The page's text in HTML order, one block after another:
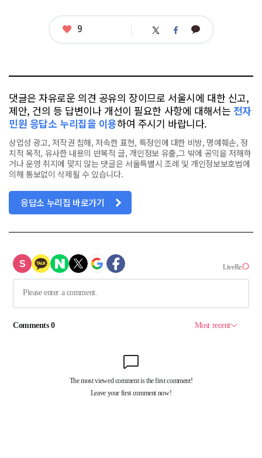
좋
9 트 페 카
댓글은 자유로운 의견 공유의 장이므로 서울시에 대한 신고,
제안, 건의 등 답변이나 개선이 필요한 사항에 대해서는 전자
민원 응답소 누리집을 이용하여 주시기 바랍니다.
상업성 광고, 저작권 침해, 저속한 표현, 특정인에 대한 비방, 명예훼손, 정
치적 목적, 유사한 내용의 반복적 글, 개인정보 유출,그 밖에 공익을 저해하
거나 운영 취지에 맞지 않는 댓글은 서울특별시 조례 및 개인정보보호법에
의해 통보없이 삭제될 수 있습니다.
응답소 누리집 바로가기